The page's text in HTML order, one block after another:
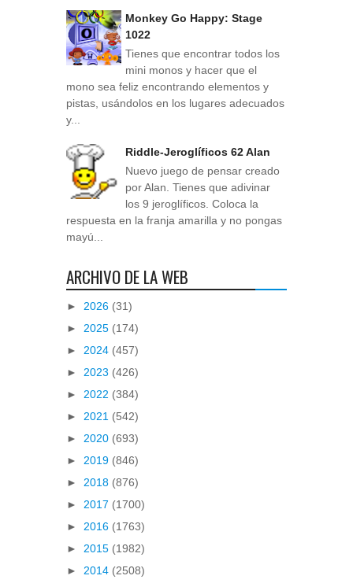
Monkey Go Happy: Stage
1022
Tienes que encontrar todos los
mini monos y hacer que el
mono sea feliz encontrando elementos y
pistas, usándolos en los lugares adecuados
y...
Riddle-Jeroglíficos 62 Alan
Nuevo juego de pensar creado
por Alan. Tienes que adivinar
los 9 jeroglíficos. Coloca la
respuesta en la franja amarilla y no pongas
mayú...
ARCHIVO DE LA WEB
► 2026 (31)
► 2025 (174)
► 2024 (457)
► 2023 (426)
► 2022 (384)
► 2021 (542)
► 2020 (693)
► 2019 (846)
► 2018 (876)
► 2017 (1700)
► 2016 (1763)
► 2015 (1982)
► 2014 (2508)